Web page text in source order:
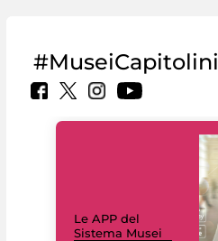
#MuseiCapitolini
Le APP del
Sistema Musei